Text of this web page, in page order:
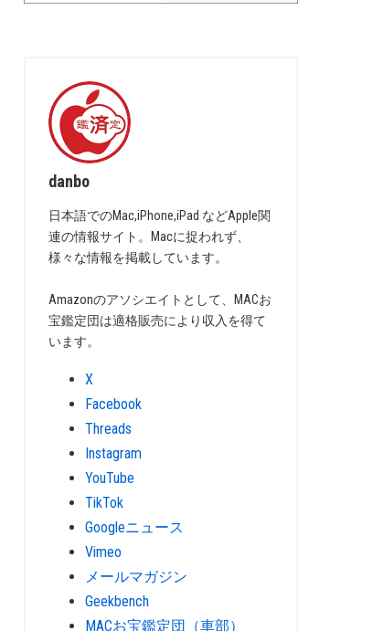
danbo
日本語でのMac,iPhone,iPad などApple関
連の情報サイト。Macに捉われず、
様々な情報を掲載しています。
Amazonのアソシエイトとして、MACお
宝鑑定団は適格販売により収入を得て
います。
X
Facebook
Threads
Instagram
YouTube
TikTok
Googleニュース
Vimeo
メールマガジン
Geekbench
MACお宝鑑定団（車部）